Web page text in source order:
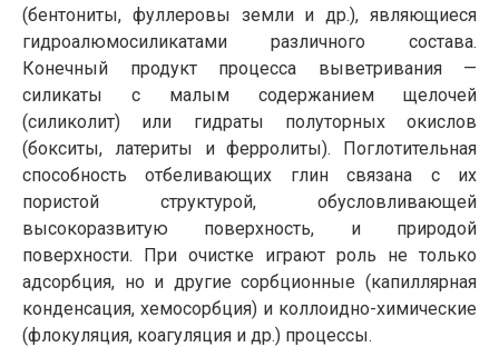
(бентониты, фуллеровы земли и др.), являющиеся
гидроалюмосиликатами различного состава.
Конечный продукт процесса выветривания —
силикаты с малым содержанием щелочей
(силиколит) или гидраты полуторных окислов
(бокситы, латериты и ферролиты). Поглотительная
способность отбеливающих глин связана с их
пористой структурой, обусловливающей
высокоразвитую поверхность, и природой
поверхности. При очистке играют роль не только
адсорбция, но и другие сорбционные (капиллярная
конденсация, хемосорбция) и коллоидно-химические
(флокуляция, коагуляция и др.) процессы.